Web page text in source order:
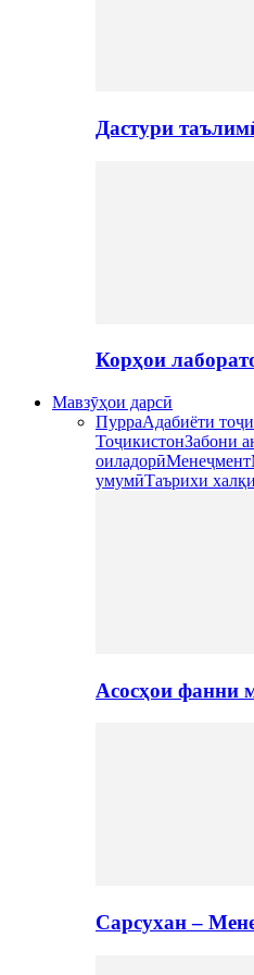
Дастури
Корҳои
Мавзӯҳои дарсӣ
ПурраАдабиёти
ТоҷикистонЗабони
оиладорӣМенеҷмент
умумӣТаърихи
Асосҳои фанни
Сарсухан –